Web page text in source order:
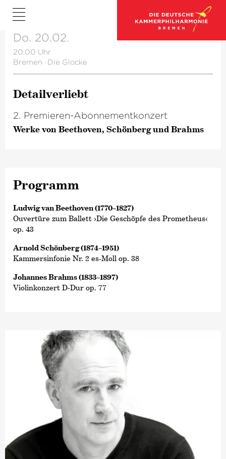
Do. 20.02.
20.00 Uhr
Bremen · Die Glocke
Detailverliebt
2. Premieren-Abonnementkonzert
Werke von Beethoven, Schönberg und Brahms
Programm
Ludwig van Beethoven (1770–1827)
Ouvertüre zum Ballett ›Die Geschöpfe des Prometheus‹
op. 43
Arnold Schönberg (1874–1951)
Kammersinfonie Nr. 2 es-Moll op. 38
Johannes Brahms (1833–1897)
Violinkonzert D-Dur op. 77